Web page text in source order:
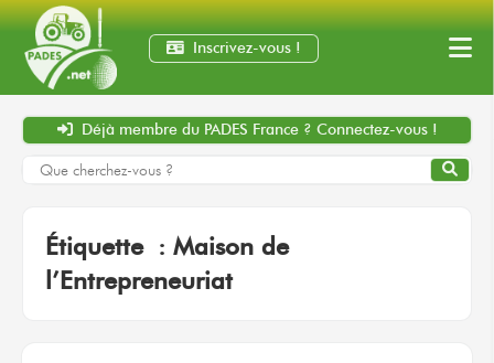
Inscrivez-vous !
Déjà membre du PADES France ? Connectez-vous !
Étiquette : Maison de
l’Entrepreneuriat